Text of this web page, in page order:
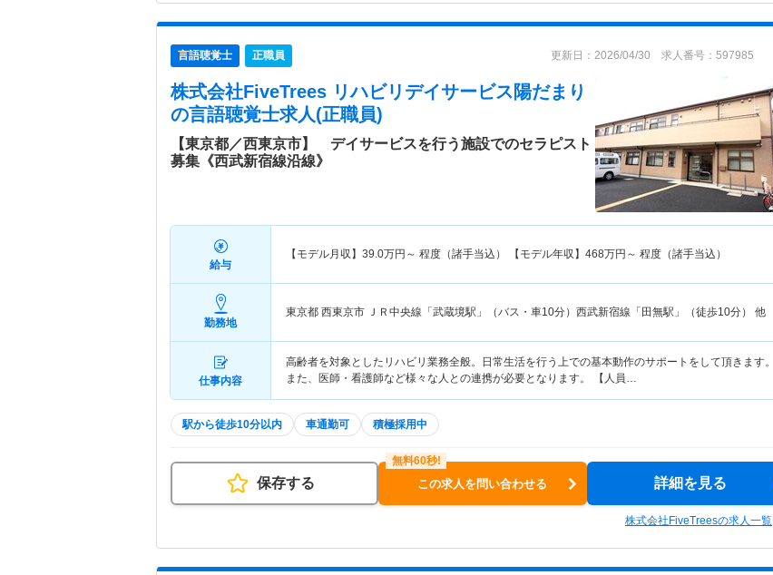
言語聴覚士 正職員 更新日：2026/04/30 求人番号：597985
株式会社FiveTrees リハビリデイサービス陽だまり
の言語聴覚士求人(正職員)
【東京都／西東京市】 デイサービスを行う施設でのセラピスト
募集《西武新宿線沿線》
給与
【モデル月収】 39.0万円～ 程度（諸手当込） 【モデル年収】 468万円～ 程度（諸手当込）
勤務地
東京都 西東京市 ＪＲ中央線「武蔵境駅」（バス・車10分）西武新宿線「田無駅」（徒歩10分） 他
仕事内容
高齢者を対象としたリハビリ業務全般。日常生活を行う上での基本動作のサポートをして頂きます。
また、医師・看護師など様々な人との連携が必要となります。 【人員…
駅から徒歩10分以内 車通勤可 積極採用中
保存する この求人を問い合わせる 詳細を見る
株式会社FiveTreesの求人一覧